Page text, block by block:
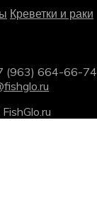
Креветки и раки
(963) 664-66-74